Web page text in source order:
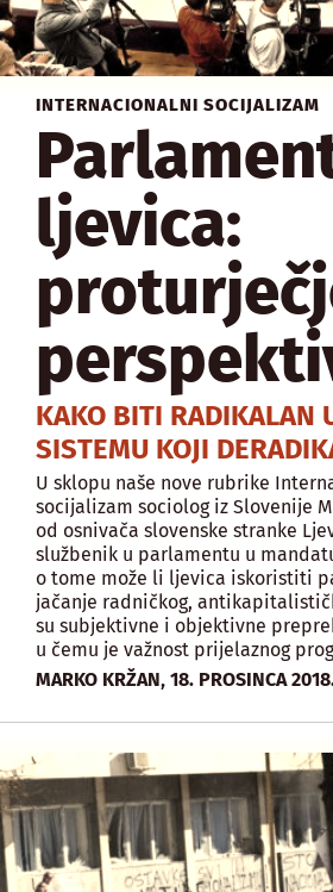
INTERNACIONALNI SOCIJALIZAM
ljevica:
KAKO BITI RADIKALAN
SISTEMU KOJI
U sklopu naše nove rubrike
socijalizam sociolog iz Slovenije
od osnivača slovenske stranke
službenik u parlamentu u
o tome može li ljevica iskoristiti
jačanje radničkog,
su subjektivne i objektivne
u čemu je važnost prijelaznog
MARKO KRŽAN, 18. PROSINCA